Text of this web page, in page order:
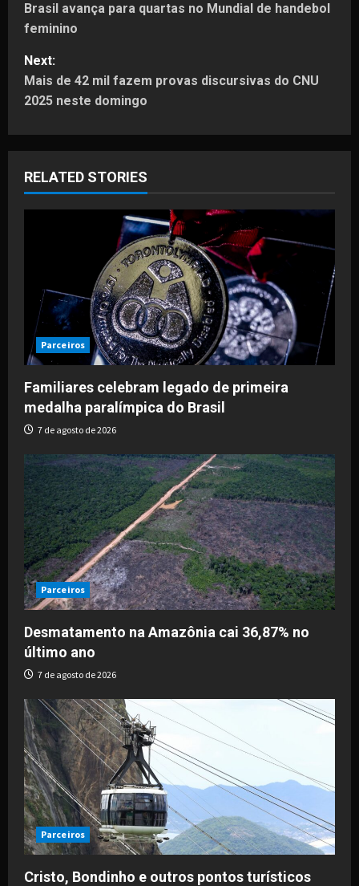
o
s
t
a
v
i
i
o
n
Brasil avança para quartas no Mundial de handebol
feminino
Next:
Mais de 42 mil fazem provas discursivas do CNU
2025 neste domingo
RELATED STORIES
Parceiros
Familiares celebram legado de primeira
medalha paralímpica do Brasil
7 de agosto de 2026
Parceiros
Desmatamento na Amazônia cai 36,87% no
último ano
7 de agosto de 2026
Parceiros
Cristo, Bondinho e outros pontos turísticos